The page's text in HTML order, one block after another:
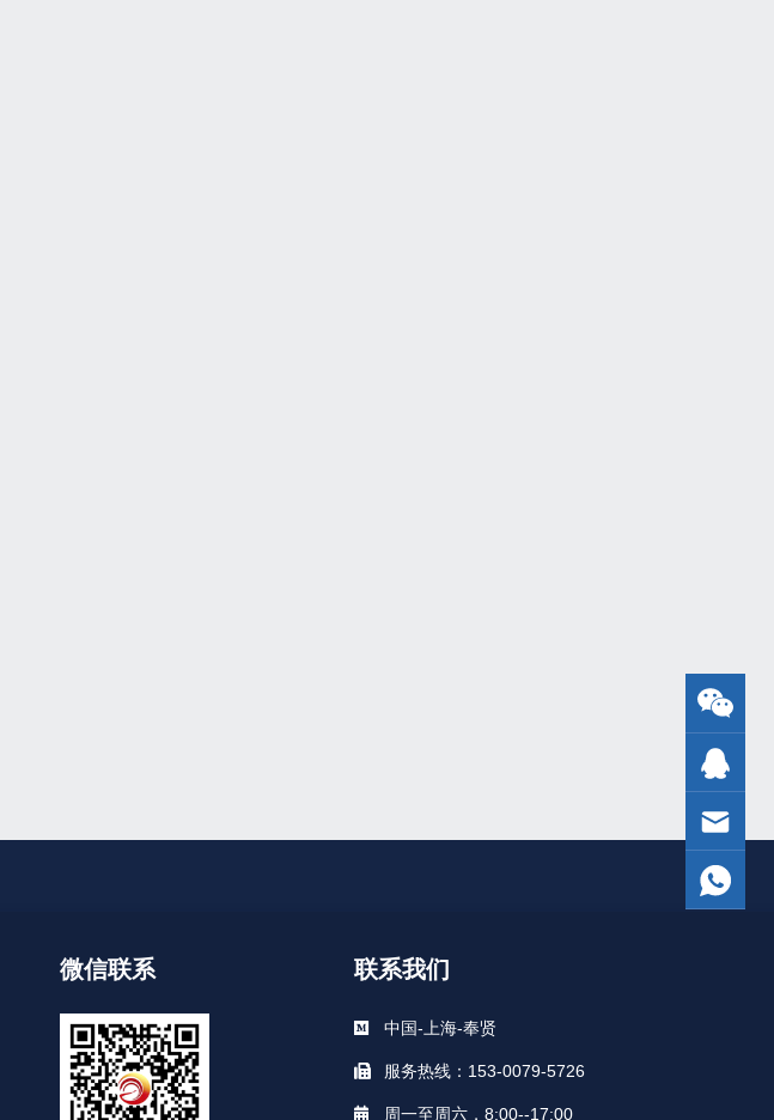
微信联系 联系我们
中国-上海-奉贤
服务热线：153-0079-5726
周一至周六，8:00--17:00